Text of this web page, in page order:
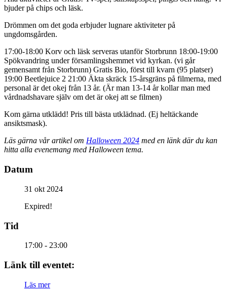
bjuder på chips och läsk.
Drömmen om det goda erbjuder lugnare aktiviteter på
ungdomsgården.
17:00-18:00 Korv och läsk serveras utanför Storbrunn 18:00-19:00
Spökvandring under församlingshemmet vid kyrkan. (vi går
gemensamt från Storbrunn) Gratis Bio, först till kvarn (95 platser)
19:00 Beetlejuice 2 21:00 Äkta skräck 15-årsgräns på filmerna, med
personal är det okej från 13 år. (Är man 13-14 år kollar man med
vårdnadshavare själv om det är okej att se filmen)
Kom gärna utklädd! Pris till bästa utklädnad. (Ej heltäckande
ansiktsmask).
Läs gärna vår artikel om Halloween 2024 med en länk där du kan
hitta alla evenemang med Halloween tema.
Datum
31 okt 2024
Expired!
Tid
17:00 - 23:00
Länk till eventet:
Läs mer